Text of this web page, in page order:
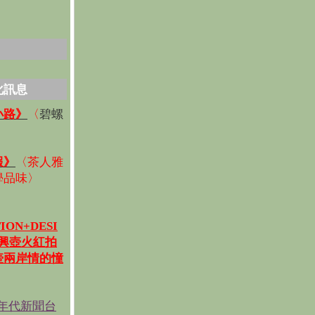
訊息
》 〈碧螺
〈茶人雅
味〉
壺火紅拍
岸情的憧
代新聞台